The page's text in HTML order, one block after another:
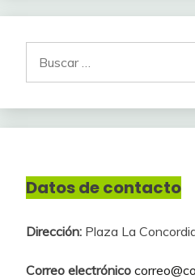
Datos de contacto
Dirección: Plaza La
Correo electrónico